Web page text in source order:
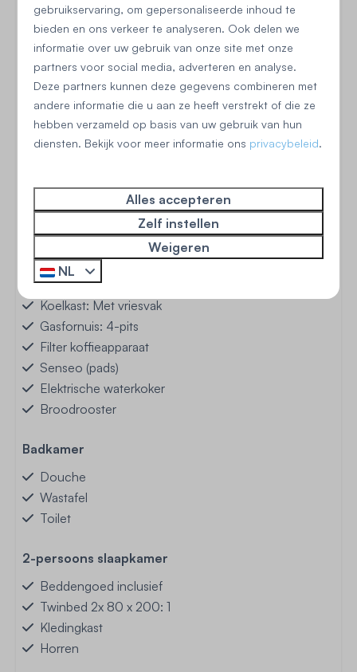
Buiten
Omheinde tuin
Tuinmeubels
Zonnewering: Parasol
Tuinhuis
Begane grond
Keuken
Vaatwasser
Magnetron: Combimagnetron
Koelkast: Met vriesvak
Gasfornuis: 4-pits
Filter koffieapparaat
Senseo (pads)
Elektrische waterkoker
Broodrooster
Badkamer
Douche
Wastafel
Toilet
2-persoons slaapkamer
Beddengoed inclusief
Twinbed 2x 80 x 200: 1
Kledingkast
Horren
gebruikservaring, om gepersonaliseerde inhoud te
bieden en ons verkeer te analyseren. Ook delen we
informatie over uw gebruik van onze site met onze
partners voor social media, adverteren en analyse.
Deze partners kunnen deze gegevens combineren met
andere informatie die u aan ze heeft verstrekt of die ze
hebben verzameld op basis van uw gebruik van hun
diensten. Bekijk voor meer informatie ons privacybeleid.
Alles accepteren
Zelf instellen
Weigeren
NL